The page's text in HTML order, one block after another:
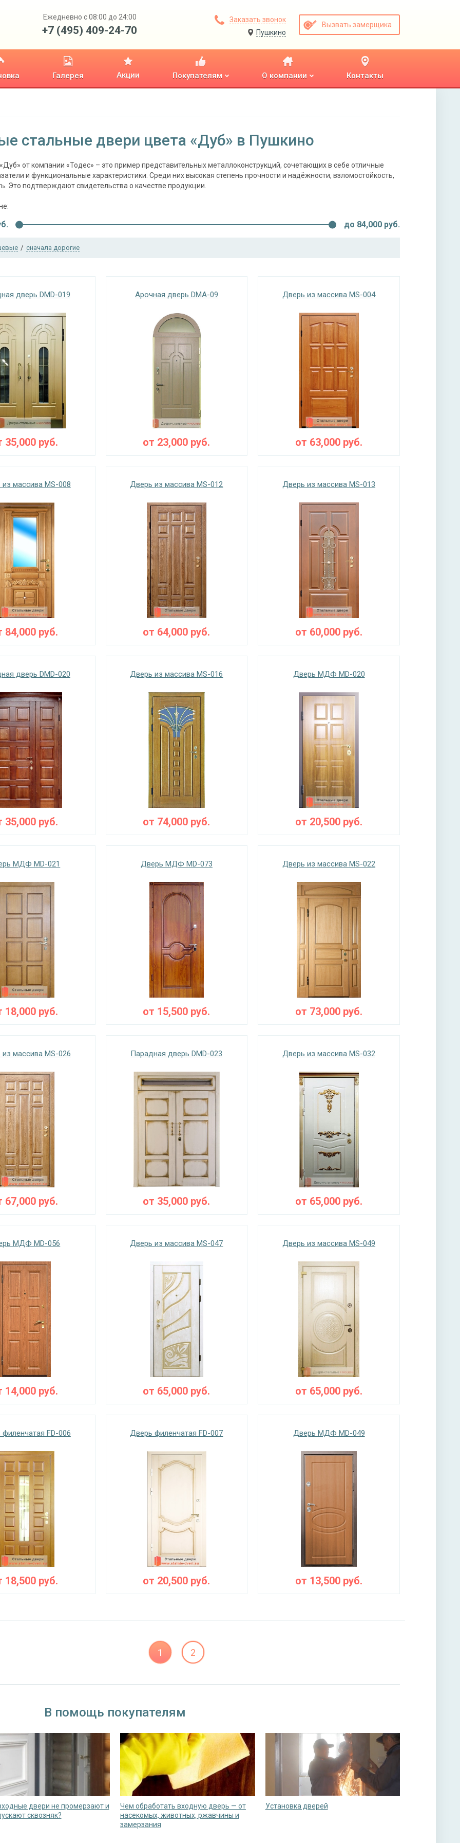
Ежедневно с 08:00 до 24:00
+7 (495) 409-24-70
Заказать звонок
Пушкино
Вызвать замерщика
Галерея Акции Покупателям О компании Контакты
стальные двери цвета «Дуб» в Пушкино
от компании «Тодес» – это пример представительных металлоконструкций, сочетающих в себе отличные
и функциональные характеристики. Среди них высокая степень прочности и надёжности, взломостойкость,
Это подтверждают свидетельства о качестве продукции.
до 84,000 руб.
/ сначала дорогие
дверь DMD-019
35,000руб.
Арочная дверь DMA-09
от 23,000 руб.
Дверь из массива MS-004
от 63,000 руб.
массива MS-008
84,000руб.
Дверь из массива MS-012
от 64,000 руб.
Дверь из массива MS-013
от 60,000 руб.
дверь DMD-020
35,000руб.
Дверь из массива MS-016
от 74,000 руб.
Дверь МДФ MD-020
от 20,500 руб.
МДФ MD-021
18,000руб.
Дверь МДФ MD-073
от 15,500 руб.
Дверь из массива MS-022
от 73,000 руб.
массива MS-026
67,000руб.
Парадная дверь DMD-023
от 35,000 руб.
Дверь из массива MS-032
от 65,000 руб.
МДФ MD-056
14,000руб.
Дверь из массива MS-047
от 65,000 руб.
Дверь из массива MS-049
от 65,000 руб.
FD-006
18,500руб.
Дверь филенчатая FD-007
от 20,500 руб.
Дверь МДФ MD-049
от 13,500 руб.
1 2
В помощь покупателям
двери не промерзают и
сквозняк?
Чем обработать входную дверь — от
насекомых, животных, ржавчины и
замерзания
Установка дверей